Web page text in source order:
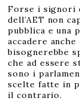
Forse i signori
dell’AET non
pubblica e una
accadere anche
bisognerebbe
che ad essere
sono i
scelte fatte in
il contrario.